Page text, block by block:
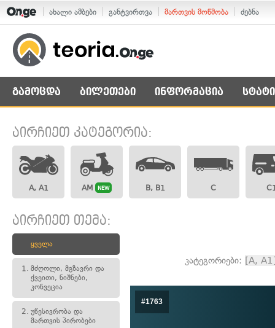
ახალი ამბები განტვირთვა მართვის მოწმობა ძებნა
გამოცდა ბილეთები ინფორმაცია
აირჩიეთ კატეგორია:
A, A1 AM NEW B, B1 C
აირჩიეთ თემა:
ყველა
1. მძღოლი, მგზავრი და
ქვეითი, ნიშნები,
კონვეცია
2. უწესივრობა და
მართვის პირობები
კატეგორიები: [A,
#1763